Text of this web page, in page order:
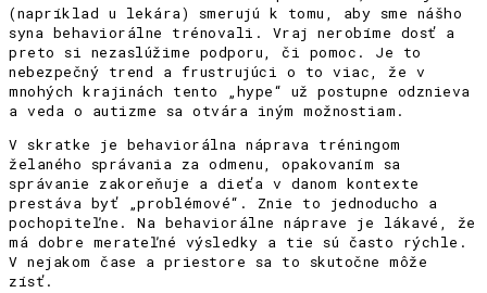
(napríklad u lekára) smerujú k tomu, aby sme nášho
syna behaviorálne trénovali. Vraj nerobíme dosť a
preto si nezaslúžime podporu, či pomoc. Je to
nebezpečný trend a frustrujúci o to viac, že v
mnohých krajinách tento „hype“ už postupne odznieva
a veda o autizme sa otvára iným možnostiam.
V skratke je behaviorálna náprava tréningom
želaného správania za odmenu, opakovaním sa
správanie zakoreňuje a dieťa v danom kontexte
prestáva byť „problémové“. Znie to jednoducho a
pochopiteľne. Na behaviorálne náprave je lákavé, že
má dobre merateľné výsledky a tie sú často rýchle.
V nejakom čase a priestore sa to skutočne môže
zísť.